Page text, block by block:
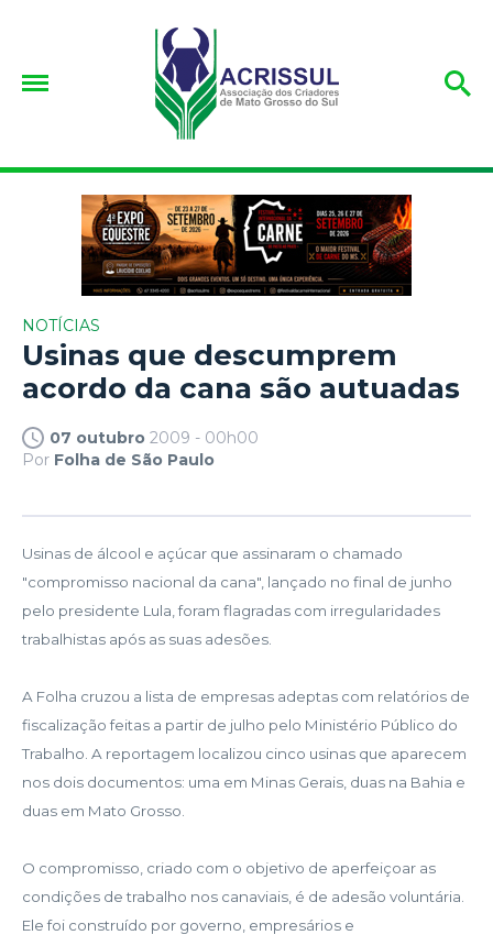
NOTÍCIAS
Usinas que descumprem
acordo da cana são autuadas
07 outubro 2009 - 00h00
Por Folha de São Paulo
Usinas de álcool e açúcar que assinaram o chamado
"compromisso nacional da cana", lançado no final de junho
pelo presidente Lula, foram flagradas com irregularidades
trabalhistas após as suas adesões.
A Folha cruzou a lista de empresas adeptas com relatórios de
fiscalização feitas a partir de julho pelo Ministério Público do
Trabalho. A reportagem localizou cinco usinas que aparecem
nos dois documentos: uma em Minas Gerais, duas na Bahia e
duas em Mato Grosso.
O compromisso, criado com o objetivo de aperfeiçoar as
condições de trabalho nos canaviais, é de adesão voluntária.
Ele foi construído por governo, empresários e